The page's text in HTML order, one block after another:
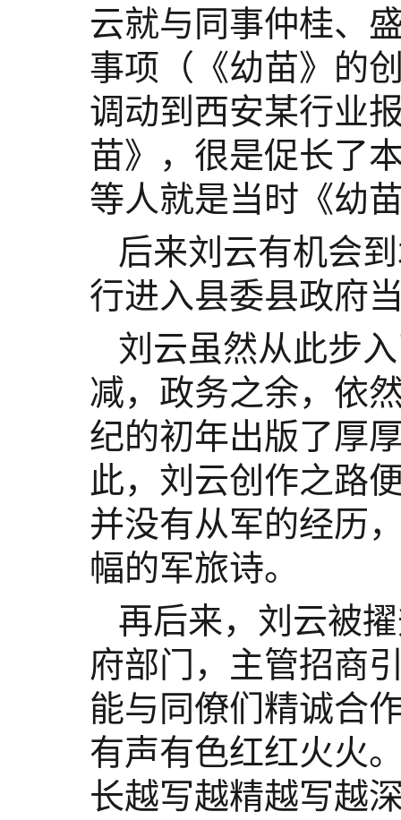
云就与同事仲桂、
事项（《幼苗》的
调动到西安某行业
苗》，很是促长了
等人就是当时《幼
后来刘云有机会
行进入县委县政府
刘云虽然从此步
减，政务之余，依
纪的初年出版了厚
此，刘云创作之路
并没有从军的经历
幅的军旅诗。
再后来，刘云被
府部门，主管招商
能与同僚们精诚合
有声有色红红火火
长越写越精越写越